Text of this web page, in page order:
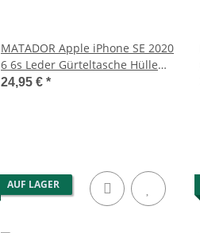
MATADOR Apple iPhone SE 2020
6 6s Leder Gürteltasche Hülle
Braun
24,95 € *
AUF LAGER